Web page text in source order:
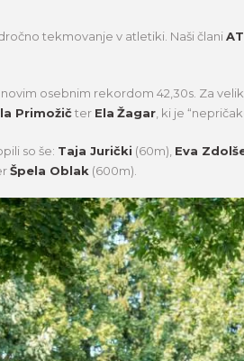
tekmovanje v atletiki. Naši člani
osebnim rekordom 42,30s. Za
Primožičter Ela Žagar, ki je
so še: Taja Jurički (60m), Eva
Špela Oblak (600m).